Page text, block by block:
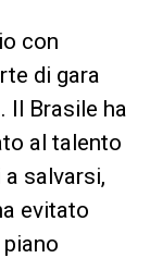
con
di gara
Il Brasile ha
al talento
a salvarsi,
evitato